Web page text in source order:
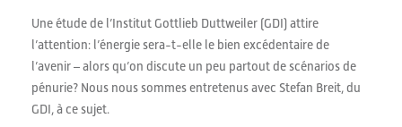
Une étude de l’Institut Gottlieb Duttweiler (GDI) attire
l’attention: l’énergie sera-t-elle le bien excédentaire de
l’avenir – alors qu’on discute un peu partout de scénarios de
pénurie? Nous nous sommes entretenus avec Stefan Breit, du
GDI, à ce sujet.